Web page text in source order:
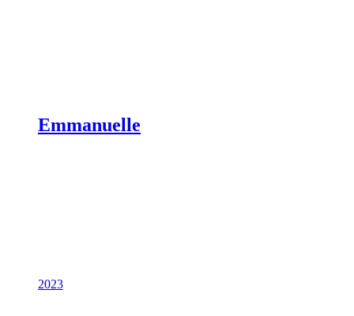
Emmanuelle
2023